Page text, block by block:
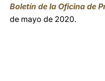
Boletín de la Oficina de
de mayo de 2020.